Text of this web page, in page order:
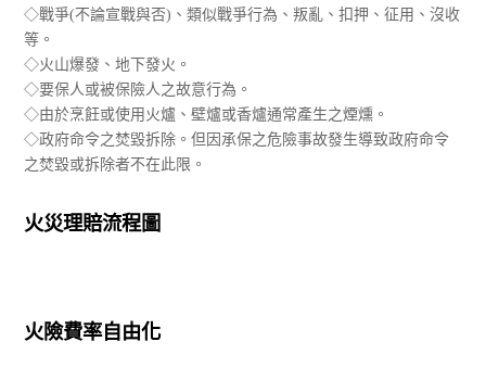
◇戰爭(不論宣戰與否)、類似戰爭行為、叛亂、扣押、征用、沒收
等。
◇火山爆發、地下發火。
◇要保人或被保險人之故意行為。
◇由於烹飪或使用火爐、壁爐或香爐通常產生之煙燻。
◇政府命令之焚毀拆除。但因承保之危險事故發生導致政府命令
之焚毀或拆除者不在此限。
火災理賠流程圖
火險費率自由化